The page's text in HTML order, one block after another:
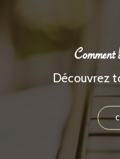
Comment
Découvrez